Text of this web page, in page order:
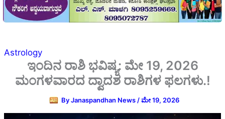
Astrology
ಇಂದಿನ ರಾಶಿ ಭವಿಷ್ಯ: ಮೇ 19, 2026
ಮಂಗಳವಾರದ ದ್ವಾದಶ ರಾಶಿಗಳ ಫಲಗಳು.!
ByJanaspandhan News /ಮೇ 19, 2026